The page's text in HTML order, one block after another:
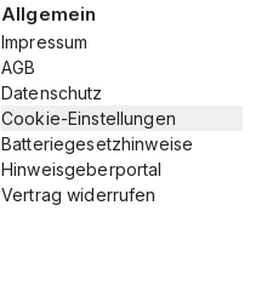
Allgemein
Impressum
AGB
Datenschutz
Cookie-Einstellungen
Batteriegesetzhinweise
Hinweisgeberportal
Vertrag widerrufen